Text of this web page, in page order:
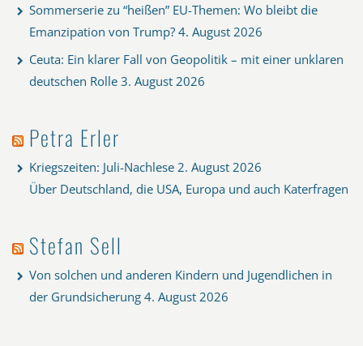
Sommerserie zu “heißen” EU-Themen: Wo bleibt die
Emanzipation von Trump? 4. August 2026
Ceuta: Ein klarer Fall von Geopolitik – mit einer unklaren
deutschen Rolle 3. August 2026
Petra Erler
Kriegszeiten: Juli-Nachlese 2. August 2026
Über Deutschland, die USA, Europa und auch Katerfragen
Stefan Sell
Von solchen und anderen Kindern und Jugendlichen in
der Grundsicherung 4. August 2026